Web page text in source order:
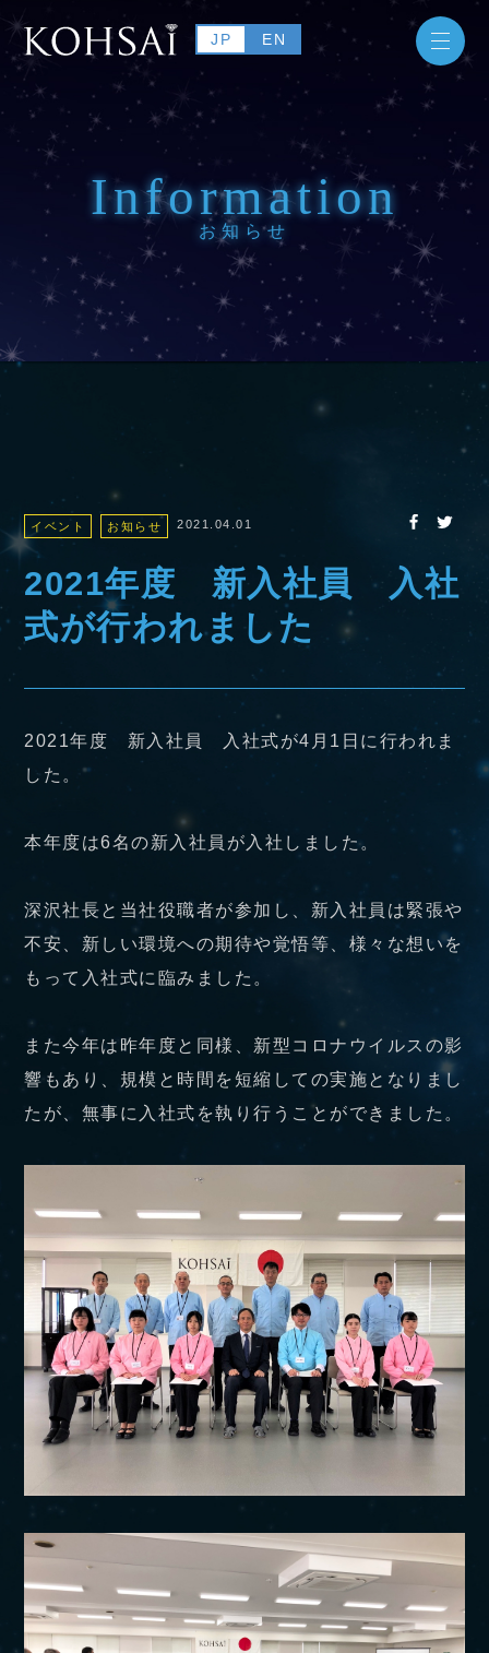
JP EN
Information
お知らせ
イベント お知らせ 2021.04.01
2021年度 新入社員 入社
式が行われました
2021年度 新入社員 入社式が4月1日に行われま
した。
本年度は6名の新入社員が入社しました。
深沢社長と当社役職者が参加し、新入社員は緊張や
不安、新しい環境への期待や覚悟等、様々な想いを
もって入社式に臨みました。
また今年は昨年度と同様、新型コロナウイルスの影
響もあり、規模と時間を短縮しての実施となりまし
たが、無事に入社式を執り行うことができました。